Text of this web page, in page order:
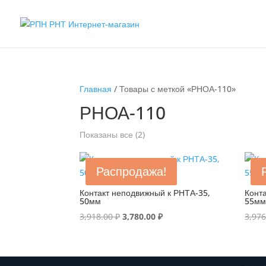
Главная / Товары с меткой «РНОА-110»
РНОА-110
Показаны все (2)
Распродажа!
Контакт неподвижный к РНТА-35,
50мм
3,918.00₽Первоначальная
3,918.00 ₽.
3,780.00₽Текущая
55мм